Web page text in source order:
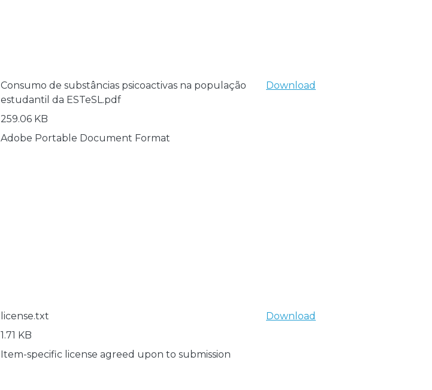
Consumo de substâncias psicoactivas na população
estudantil da ESTeSL.pdf
259.06 KB
Adobe Portable Document Format
Download
license.txt
1.71 KB
Item-specific license agreed upon to submission
Download